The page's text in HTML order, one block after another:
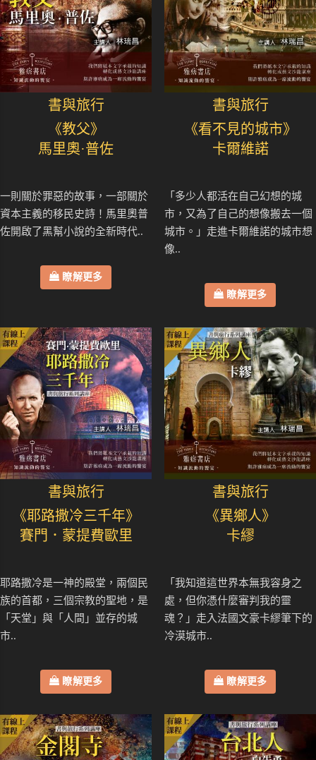
書與旅行
《教父》
馬里奧·普佐
一則關於罪惡的故事，一部關於
資本主義的移民史詩！馬里奧普
佐開啟了黑幫小說的全新時代..
瞭解更多
書與旅行
《看不見的城市》
卡爾維諾
「多少人都活在自己幻想的城
市，又為了自己的想像搬去一個
城市。」走進卡爾維諾的城市想
像..
瞭解更多
書與旅行
《耶路撒冷三千年》
賽門．蒙提費歐里
耶路撒冷是一神的殿堂，兩個民
族的首都，三個宗教的聖地，是
「天堂」與「人間」並存的城
市..
瞭解更多
書與旅行
《異鄉人》
卡繆
「我知道這世界本無我容身之
處，但你憑什麼審判我的靈
魂？」走入法國文豪卡繆筆下的
冷漠城市..
瞭解更多